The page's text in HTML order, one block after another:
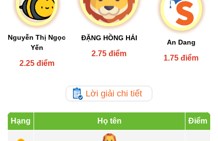
Nguyễn Thị Ngọc
Yến
2.25 điểm
ĐẶNG HỒNG HẢI
2.75 điểm
An Dang
1.75 điểm
Lời giải chi tiết
Hạng Họ tên Điểm